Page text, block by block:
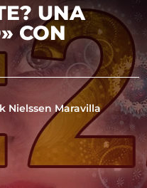
UNA
CON
Nielssen Maravilla